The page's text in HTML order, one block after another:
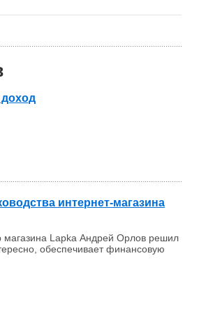
интернет-магазина
магазина Lapka Андрей Орлов решил
обеспечивает финансовую